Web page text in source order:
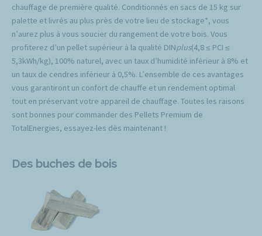
chauffage de première qualité. Conditionnés en sacs de 15 kg sur
palette et livrés au plus près de votre lieu de stockage*, vous
n’aurez plus à vous soucier du rangement de votre bois. Vous
profiterez d’un pellet supérieur à la qualité DINplus(4,8 ≤ PCI ≤
5,3kWh/kg), 100% naturel, avec un taux d’humidité inférieur à 8% et
un taux de cendres inférieur à 0,5%. L’ensemble de ces avantages
vous garantiront un confort de chauffe et un rendement optimal
tout en préservant votre appareil de chauffage. Toutes les raisons
sont bonnes pour commander des Pellets Premium de
TotalEnergies, essayez-les dès maintenant !
Des buches de bois